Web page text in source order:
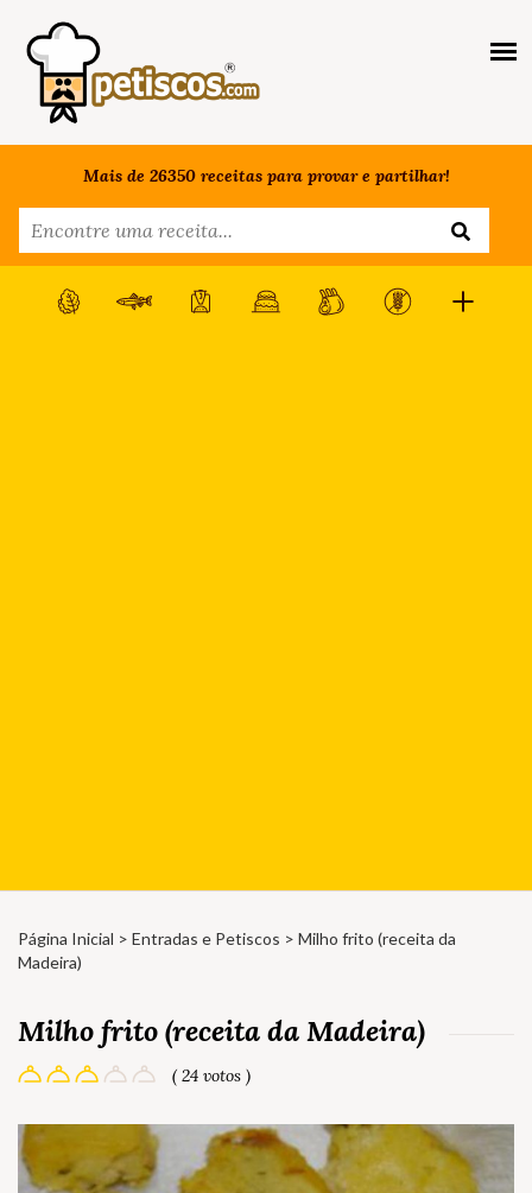
Mais de 26350 receitas para provar e partilhar!
Página Inicial > Entradas e Petiscos > Milho frito (receita da
Madeira)
Milho frito (receita da Madeira)
( 24 votos )